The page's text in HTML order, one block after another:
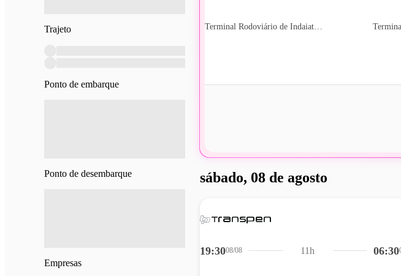
Trajeto
Ponto de embarque
Ponto de desembarque
Empresas
sábado, 08 de agosto
19:3008/08 06:30
11h